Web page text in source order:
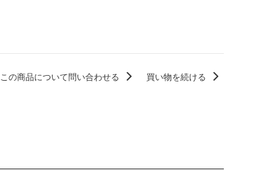
この商品について問い合わせる 買い物を続ける